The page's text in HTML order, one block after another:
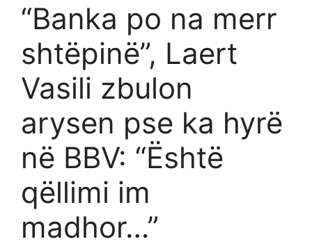
“Banka po na merr
shtëpinë”, Laert
Vasili zbulon
arysen pse ka hyrë
në BBV: “Është
qëllimi im
madhor…”